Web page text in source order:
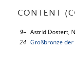
CONTENT
9–
24
Astrid Dostert,
Großbronze